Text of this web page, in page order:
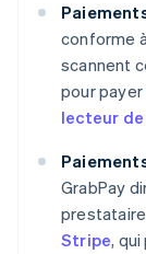
conforme
scannent
pour
lecteur
GrabPay
Stripe,